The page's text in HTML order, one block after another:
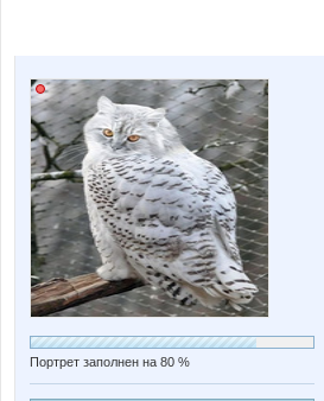
Портрет заполнен на 80 %